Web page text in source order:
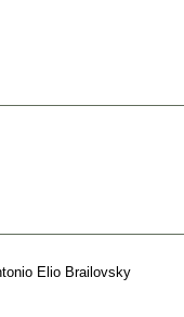
Elio Brailovsky